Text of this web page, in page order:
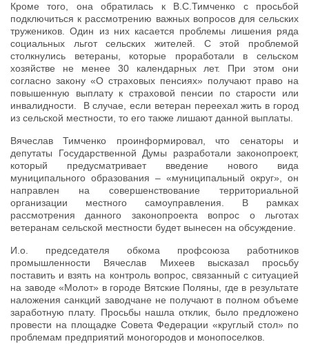
Кроме того, она обратилась к В.С.Тимченко с просьбой
подключиться к рассмотрению важных вопросов для сельских
тружеников. Один из них касается проблемы лишения ряда
социальных льгот сельских жителей. С этой проблемой
столкнулись ветераны, которые проработали в сельском
хозяйстве не менее 30 календарных лет. При этом они
согласно закону «О страховых пенсиях» получают право на
повышенную выплату к страховой пенсии по старости или
инвалидности. В случае, если ветеран переехал жить в город
из сельской местности, то его также лишают данной выплаты.
Вячеслав Тимченко проинформировал, что сенаторы и
депутаты Государственной Думы разработали законопроект,
который предусматривает введение нового вида
муниципального образования – «муниципальный округ», он
направлен на совершенствование территориальной
организации местного самоуправления. В рамках
рассмотрения данного законопроекта вопрос о льготах
ветеранам сельской местности будет вынесен на обсуждение.
И.о. председателя обкома профсоюза работников
промышленности Вячеслав Михеев высказал просьбу
поставить и взять на контроль вопрос, связанный с ситуацией
на заводе «Молот» в городе Вятские Поляны, где в результате
наложения санкций заводчане не получают в полном объеме
заработную плату. Просьбы нашла отклик, было предложено
провести на площадке Совета Федерации «круглый стол» по
проблемам предприятий моногородов и монопоселков.